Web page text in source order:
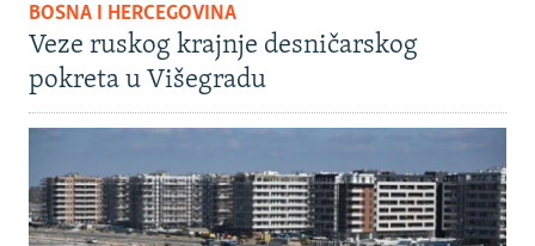
BOSNA I HERCEGOVINA
Veze ruskog krajnje desničarskog
pokreta u Višegradu